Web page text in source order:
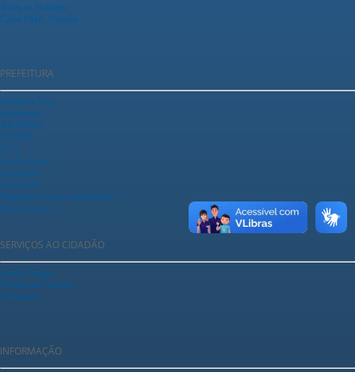
Todas as Notícias
Canal PMA Youtube
PREFEITURA
Prefeito e Vice
Secretarias
ARAPREV
SAEMA
TCA
Fundo Social
Legislação
Ouvidoria
Registrar Acesso a Informação
Fale Conosco
SERVIÇOS AO CIDADÃO
Ganha Tempo
Tributação Fazenda
Urbanismo
INFORMAÇÃO